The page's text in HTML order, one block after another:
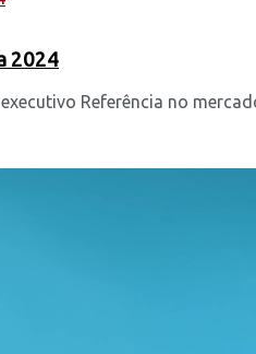
2024
Referência no